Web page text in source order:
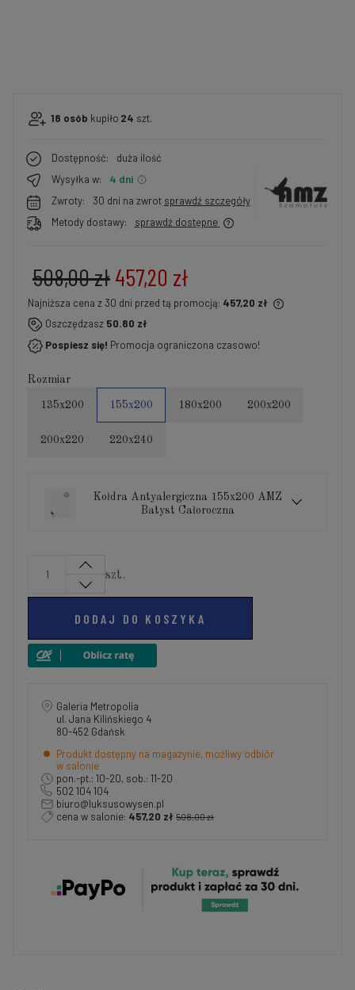
18 osób kupiło 24 szt.
Dostępność:
duża ilość
Wysyłka w:
4 dni
Zwroty:
30 dni na zwrot sprawdź szczegóły
Metody dostawy:
sprawdź dostępne
457,20 zł
508,00 zł
Najniższa cena z 30 dni przed tą promocją: 457,20 zł
Jeżeli produkt jest sprzedawany krócej niż 30 dni,
wyświetlana jest najniższa cena od momentu, kiedy
produkt pojawił się w sprzedaży.
Oszczędzasz 50.80 zł
Pospiesz się! Promocja ograniczona czasowo!
Rozmiar
135x200 155x200 180x200 200x200
200x220 220x240
Kołdra Antyalergiczna 155x200 AMZ
Batyst Całoroczna
szt.
DODAJ DO KOSZYKA
Galeria Metropolia
ul. Jana Kilińskiego 4
80-452 Gdańsk
Produkt dostępny na magazynie, możliwy odbiór
w salonie
pon.-pt.: 10-20, sob.: 11-20
502 104 104
biuro@luksusowysen.pl
cena w salonie: 457,20 zł 508,00 zł